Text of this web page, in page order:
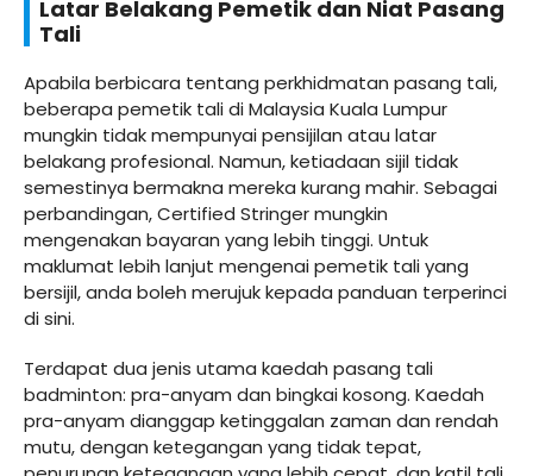
Latar Belakang Pemetik dan Niat Pasang
Tali
Apabila berbicara tentang perkhidmatan pasang tali,
beberapa pemetik tali di Malaysia Kuala Lumpur
mungkin tidak mempunyai pensijilan atau latar
belakang profesional. Namun, ketiadaan sijil tidak
semestinya bermakna mereka kurang mahir. Sebagai
perbandingan, Certified Stringer mungkin
mengenakan bayaran yang lebih tinggi. Untuk
maklumat lebih lanjut mengenai pemetik tali yang
bersijil, anda boleh merujuk kepada panduan terperinci
di sini.
Terdapat dua jenis utama kaedah pasang tali
badminton: pra-anyam dan bingkai kosong. Kaedah
pra-anyam dianggap ketinggalan zaman dan rendah
mutu, dengan ketegangan yang tidak tepat,